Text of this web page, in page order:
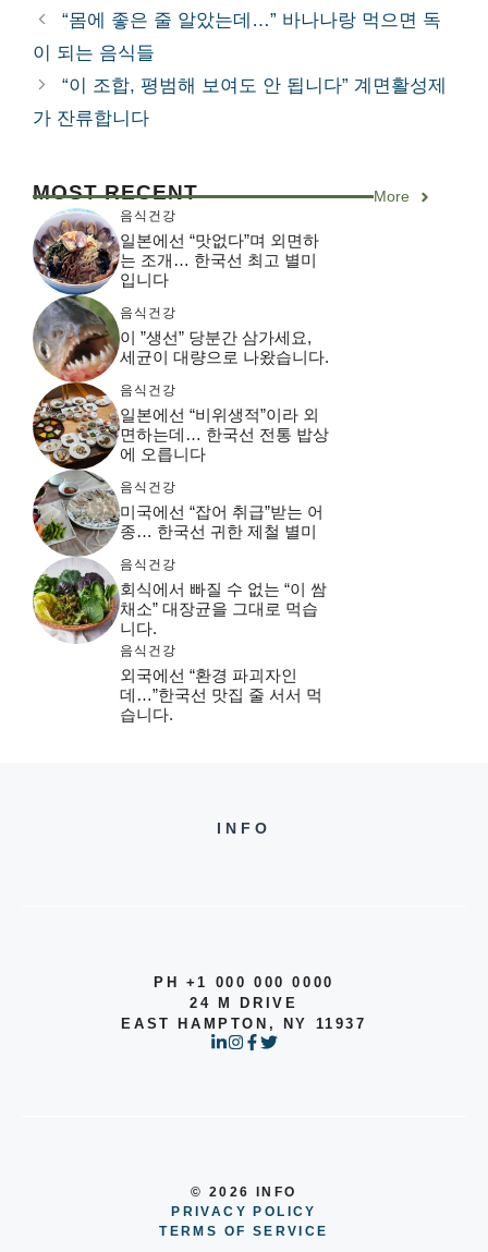
테
리
“몸에 좋은 줄 알았는데…” 바나나랑 먹으면 독
이 되는 음식들
“이 조합, 평범해 보여도 안 됩니다” 계면활성제
가 잔류합니다
MOST RECENT More
음식건강
일본에선 “맛없다”며 외면하
는 조개… 한국선 최고 별미
입니다
음식건강
이 ”생선” 당분간 삼가세요,
세균이 대량으로 나왔습니다.
음식건강
일본에선 “비위생적”이라 외
면하는데… 한국선 전통 밥상
에 오릅니다
음식건강
미국에선 “잡어 취급”받는 어
종… 한국선 귀한 제철 별미
음식건강
회식에서 빠질 수 없는 “이 쌈
채소” 대장균을 그대로 먹습
니다.
음식건강
외국에선 “환경 파괴자인
데…”한국선 맛집 줄 서서 먹
습니다.
INFO
PH +1 000 000 0000
24 M DRIVE
EAST HAMPTON, NY 11937
© 2026 INFO
PRIVACY POLICY
TERMS OF SERVICE